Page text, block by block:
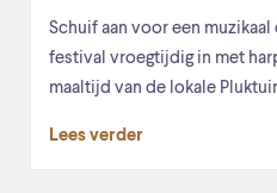
Schuif aan voor een
festival vroegtijdig in met
maaltijd van de lokale
Lees verder